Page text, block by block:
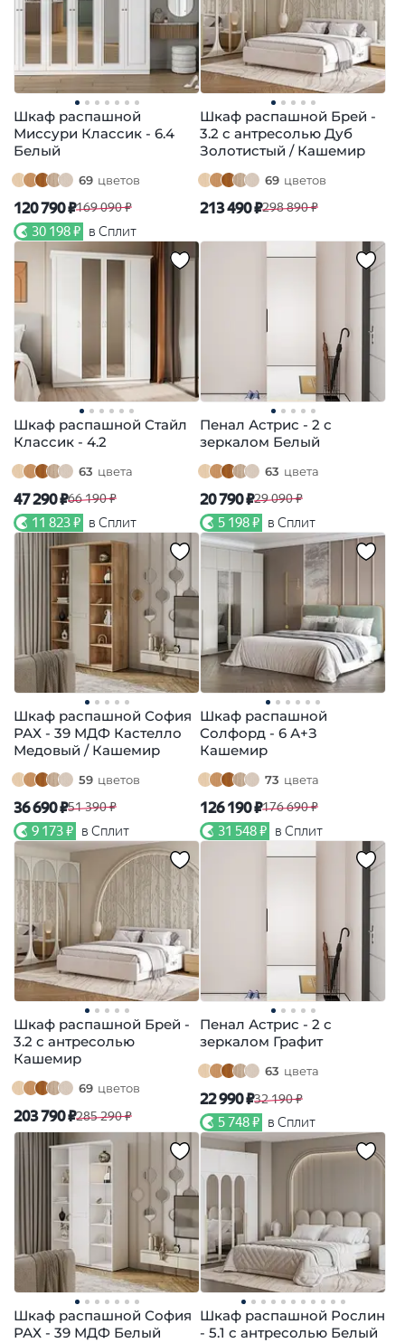
Шкаф распашной
Миссури Классик - 6.4
Белый
69 цветов
120 790 ₽169 090 ₽
30 198 ₽ в Сплит
Шкаф распашной Брей -
3.2 с антресолью Дуб
Золотистый / Кашемир
69 цветов
213 490 ₽298 890 ₽
Шкаф распашной Стайл
Классик - 4.2
63 цвета
47 290 ₽66 190 ₽
11 823 ₽ в Сплит
Пенал Астрис - 2 с
зеркалом Белый
63 цвета
20 790 ₽29 090 ₽
5 198 ₽ в Сплит
Шкаф распашной София
РАХ - 39 МДФ Кастелло
Медовый / Кашемир
59 цветов
36 690 ₽51 390 ₽
9 173 ₽ в Сплит
Шкаф распашной
Солфорд - 6 А+З
Кашемир
73 цвета
126 190 ₽176 690 ₽
31 548 ₽ в Сплит
Шкаф распашной Брей -
3.2 с антресолью
Кашемир
69 цветов
203 790 ₽285 290 ₽
Пенал Астрис - 2 с
зеркалом Графит
63 цвета
22 990 ₽32 190 ₽
5 748 ₽ в Сплит
Шкаф распашной София
РАХ - 39 МДФ Белый
Шкаф распашной Рослин
- 5.1 с антресолью Белый